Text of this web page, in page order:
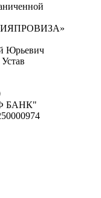
Юрьевич
БАНК"